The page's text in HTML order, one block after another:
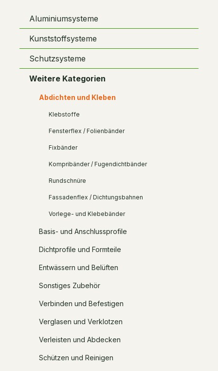
Aluminiumsysteme
Kunststoffsysteme
Schutzsysteme
Weitere Kategorien
Abdichten und Kleben
Klebstoffe
Fensterflex / Folienbänder
Fixbänder
Kompribänder / Fugendichtbänder
Rundschnüre
Fassadenflex / Dichtungsbahnen
Vorlege- und Klebebänder
Basis- und Anschlussprofile
Dichtprofile und Formteile
Entwässern und Belüften
Sonstiges Zubehör
Verbinden und Befestigen
Verglasen und Verklotzen
Verleisten und Abdecken
Schützen und Reinigen